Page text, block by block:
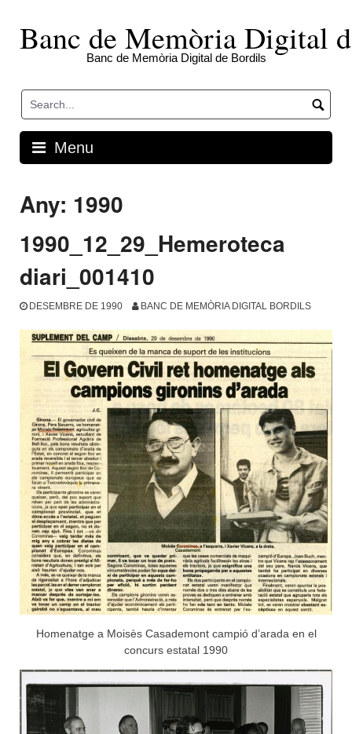
contentBanc de Memòria Digital
Banc de Memòria Digital de Bordils
Menu
Any: 1990
1990_12_29_Hemeroteca
diari_001410
DESEMBRE DE 1990 BANC DE MEMÒRIA DIGITAL BORDILS
Homenatge a Moisès Casademont campió d’arada en el
concurs estatal 1990